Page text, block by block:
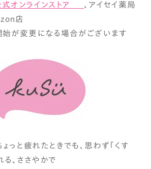
オンラインストア
、アイセイ薬局
店
が変更になる場合がございます
っと疲れたときでも、思わず「くす
る、ささやかで